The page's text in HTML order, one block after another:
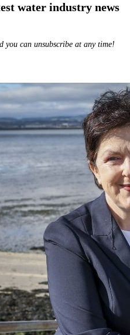
water industry news
you can unsubscribe at any time!